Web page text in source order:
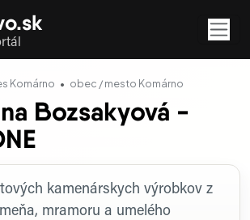
Komárno obec / mesto Komárno
Bozsakyová -
kamenárskych výrobkov z
mramoru a umelého